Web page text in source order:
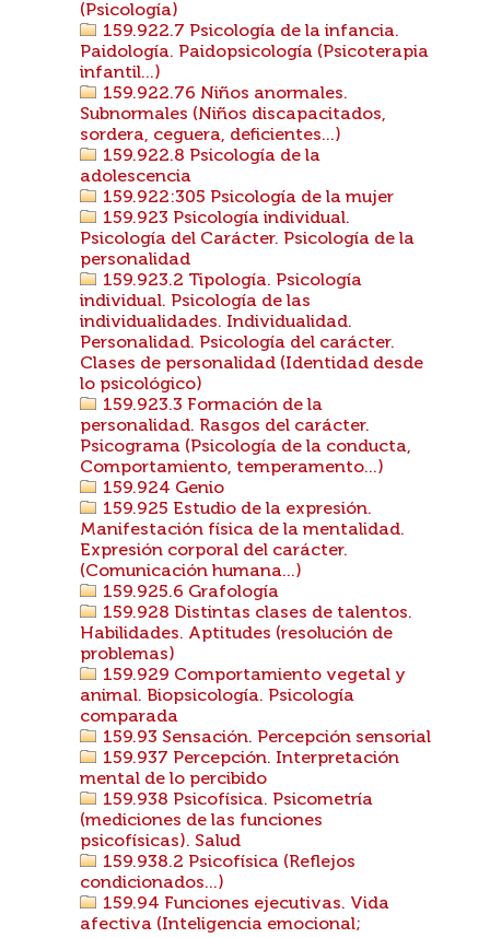
(Psicología)
159.922.7 Psicología de la infancia.
Paidología. Paidopsicología (Psicoterapia
infantil...)
159.922.76 Niños anormales.
Subnormales (Niños discapacitados,
sordera, ceguera, deficientes...)
159.922.8 Psicología de la
adolescencia
159.922:305 Psicología de la mujer
159.923 Psicología individual.
Psicología del Carácter. Psicología de la
personalidad
159.923.2 Tipología. Psicología
individual. Psicología de las
individualidades. Individualidad.
Personalidad. Psicología del carácter.
Clases de personalidad (Identidad desde
lo psicológico)
159.923.3 Formación de la
personalidad. Rasgos del carácter.
Psicograma (Psicología de la conducta,
Comportamiento, temperamento...)
159.924 Genio
159.925 Estudio de la expresión.
Manifestación física de la mentalidad.
Expresión corporal del carácter.
(Comunicación humana...)
159.925.6 Grafología
159.928 Distintas clases de talentos.
Habilidades. Aptitudes (resolución de
problemas)
159.929 Comportamiento vegetal y
animal. Biopsicología. Psicología
comparada
159.93 Sensación. Percepción sensorial
159.937 Percepción. Interpretación
mental de lo percibido
159.938 Psicofísica. Psicometría
(mediciones de las funciones
psicofísicas). Salud
159.938.2 Psicofísica (Reflejos
condicionados...)
159.94 Funciones ejecutivas. Vida
afectiva (Inteligencia emocional;